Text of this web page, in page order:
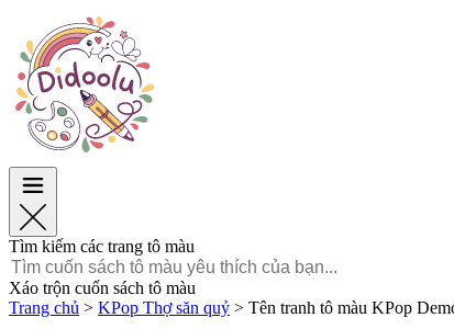
Phục Sinh
TOP Danh mục
Dành cho bé trai
Dành cho bé gái
Tiếng Việt
POLSKI
Phục Sinh
TOP Danh mục
Dành cho bé trai
Dành cho bé gái
Tìm kiếm các trang tô màu
Xáo trộn cuốn sách tô màu
Trang chủ > KPop Thợ săn quỷ > Tên tranh tô màu KPop